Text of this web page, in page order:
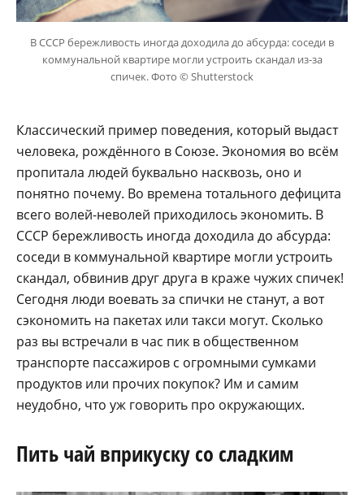
В СССР бережливость иногда доходила до абсурда: соседи в
коммунальной квартире могли устроить скандал из-за
спичек. Фото © Shutterstock
Классический пример поведения, который выдаст
человека, рождённого в Союзе. Экономия во всём
пропитала людей буквально насквозь, оно и
понятно почему. Во времена тотального дефицита
всего волей-неволей приходилось экономить. В
СССР бережливость иногда доходила до абсурда:
соседи в коммунальной квартире могли устроить
скандал, обвинив друг друга в краже чужих спичек!
Сегодня люди воевать за спички не станут, а вот
сэкономить на пакетах или такси могут. Сколько
раз вы встречали в час пик в общественном
транспорте пассажиров с огромными сумками
продуктов или прочих покупок? Им и самим
неудобно, что уж говорить про окружающих.
Пить чай вприкуску со сладким